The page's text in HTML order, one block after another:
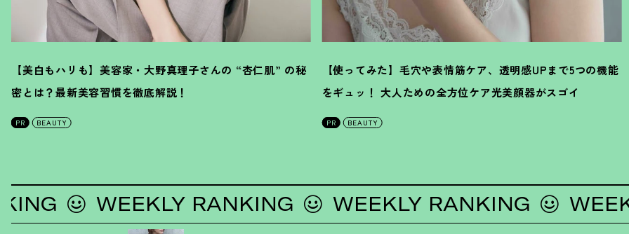
【美白もハリも】美容家・大野真理子さんの “杏仁肌” の秘
密とは？最新美容習慣を徹底解説 ！
PR BEAUTY
【使ってみた】毛穴や表情筋ケア、透明感UPまで5つの機能
をギュッ ！ 大人ための全方位ケア光美顔器がスゴイ
PR BEAUTY
WEEKLY RANKING WEEKLY RANKING WEEKLY